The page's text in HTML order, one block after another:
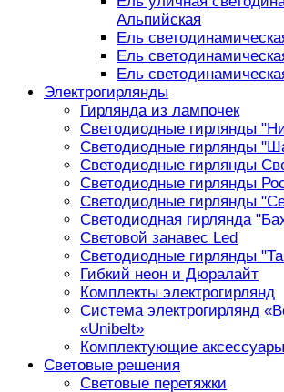
Альпийская
Ель
Ель
Ель
Электрогирлянды
Гирлянда из лампочек
Светодиодные гирлянды
Светодиодные гирлянды
Светодиодные гирлянды
Светодиодные гирлянды
Светодиодные гирлянды
Светодиодная гирлянда
Световой занавес Led
Светодиодные гирлянды
Гибкий неон и Дюралайт
Комплекты электрогирлянд
Система электрогирлянд
«Unibelt»
Комплектующие аксессуары
Световые решения
Световые перетяжки